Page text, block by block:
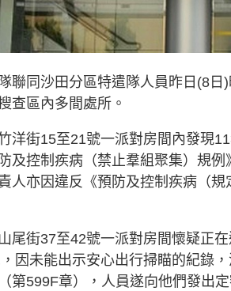
聯同沙田分區特遣隊人員昨日(8
查區內多間處所。
洋街15至21號一派對房間內發現
及控制疾病（禁止羣組聚集）規
人亦因違反《預防及控制疾病（
尾街37至42號一派對房間懷疑正
因未能出示安心出行掃瞄的紀錄
第599F章），人員遂向他們發出